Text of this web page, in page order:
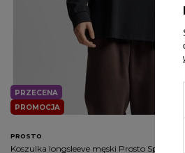
PROMOCJA
PRZECENA
PROSTO
Koszulka longsleeve męski Prosto Splash